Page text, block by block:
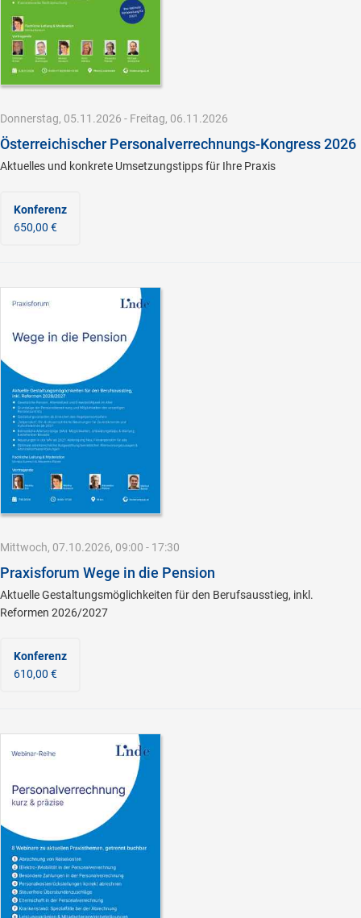
Donnerstag, 05.11.2026 - Freitag, 06.11.2026
Österreichischer Personalverrechnungs-Kongress 2026
Aktuelles und konkrete Umsetzungstipps für Ihre Praxis
Konferenz
650,00 €
Mittwoch, 07.10.2026, 09:00 - 17:30
Praxisforum Wege in die Pension
Aktuelle Gestaltungsmöglichkeiten für den Berufsausstieg, inkl.
Reformen 2026/2027
Konferenz
610,00 €